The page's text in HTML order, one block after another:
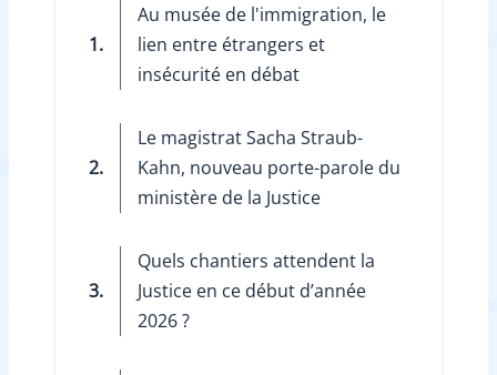
1.
Au musée de l'immigration, le
lien entre étrangers et
insécurité en débat
2.
Le magistrat Sacha Straub-
Kahn, nouveau porte-parole du
ministère de la Justice
3.
Quels chantiers attendent la
Justice en ce début d’année
2026 ?